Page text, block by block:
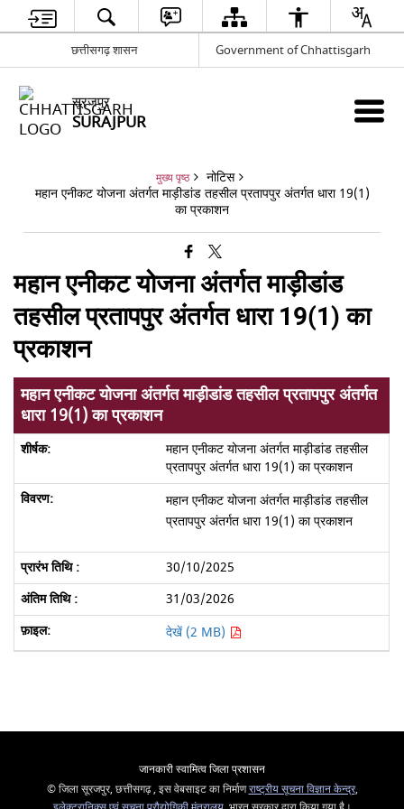
छत्तीसगढ़ शासन Government of Chhattisgarh
सूरजपुर
SURAJPUR
मुख्य पृष्ठ
नोटिस
महान एनीकट योजना अंतर्गत माड़ीडांड तहसील प्रतापपुर अंतर्गत धारा 19(1)
का प्रकाशन
महान एनीकट योजना अंतर्गत माड़ीडांड
तहसील प्रतापपुर अंतर्गत धारा 19(1) का
प्रकाशन
महान एनीकट योजना अंतर्गत माड़ीडांड तहसील प्रतापपुर अंतर्गत
धारा 19(1) का प्रकाशन
महान एनीकट योजना अंतर्गत माड़ीडांड तहसील
प्रतापपुर अंतर्गत धारा 19(1) का प्रकाशन
महान एनीकट योजना अंतर्गत माड़ीडांड तहसील
प्रतापपुर अंतर्गत धारा 19(1) का प्रकाशन
30/10/2025
31/03/2026
देखें (2 MB)
जानकारी स्वामित्व जिला प्रशासन
© जिला सूरजपुर, छत्तीसगढ़ , इस वेबसाइट का निर्माणराष्ट्रीय सूचना विज्ञान केन्द्र,